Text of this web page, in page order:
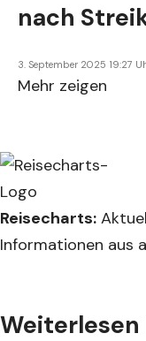
nach
3. September 2025 19:27
Mehr zeigen
Reisecharts:
Informationen aus
Weiterlesen